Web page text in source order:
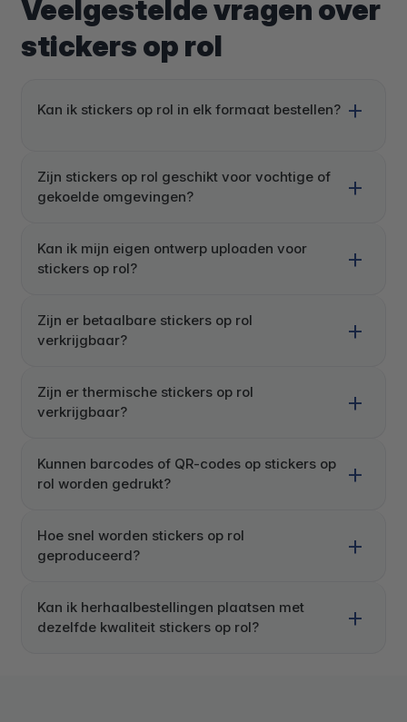
Veelgestelde vragen over
stickers op rol
Kan ik stickers op rol in elk formaat bestellen?
Zijn stickers op rol geschikt voor vochtige of
gekoelde omgevingen?
Kan ik mijn eigen ontwerp uploaden voor
stickers op rol?
Zijn er betaalbare stickers op rol
verkrijgbaar?
Zijn er thermische stickers op rol
verkrijgbaar?
Kunnen barcodes of QR-codes op stickers op
rol worden gedrukt?
Hoe snel worden stickers op rol
geproduceerd?
Kan ik herhaalbestellingen plaatsen met
dezelfde kwaliteit stickers op rol?